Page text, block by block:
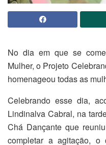
No dia em que se
Mulher, o Projeto
homenageou todas as
Celebrando esse dia,
Lindinalva Cabral, na
Chá Dançante que
completar a agitação, o